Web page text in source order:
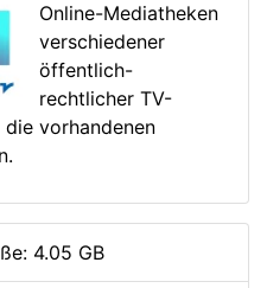
Online-Mediatheken
verschiedener
öffentlich-
rechtlicher TV-
vorhandenen
4.05 GB